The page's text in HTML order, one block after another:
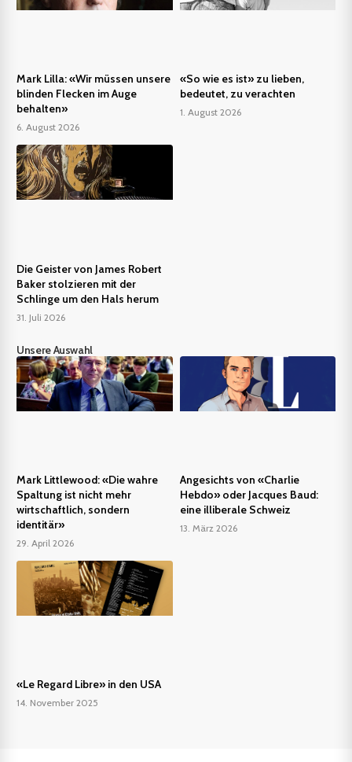
Mark Lilla: «Wir müssen unsere
blinden Flecken im Auge
behalten»
6. August 2026
«So wie es ist» zu lieben,
bedeutet, zu verachten
1. August 2026
Die Geister von James Robert
Baker stolzieren mit der
Schlinge um den Hals herum
31. Juli 2026
Unsere Auswahl
Mark Littlewood: «Die wahre
Spaltung ist nicht mehr
wirtschaftlich, sondern
identitär»
29. April 2026
Angesichts von «Charlie
Hebdo» oder Jacques Baud:
eine illiberale Schweiz
13. März 2026
«Le Regard Libre» in den USA
14. November 2025